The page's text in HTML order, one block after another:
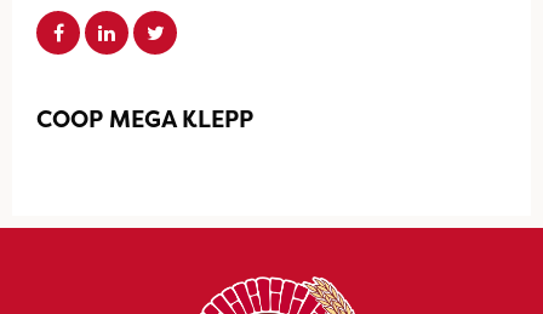
COOP MEGA KLEPP